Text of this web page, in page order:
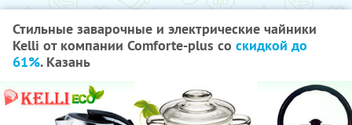
Стильные заварочные и электрические чайники
Kelli от компании Comforte-plus со скидкой до
61%. Казань